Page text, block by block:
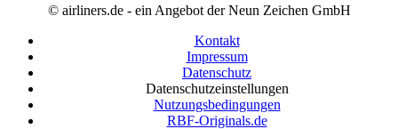
© airliners.de - ein Angebot der Neun Zeichen GmbH
Kontakt
Impressum
Datenschutz
Datenschutzeinstellungen
Nutzungsbedingungen
RBF-Originals.de